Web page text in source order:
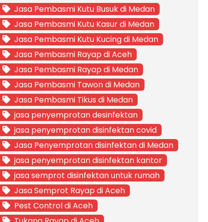
Jasa Pembasmi Kutu Busuk di Medan
Jasa Pembasmi Kutu Kasur di Medan
Jasa Pembasmi Kutu Kucing di Medan
Jasa Pembasmi Rayap di Aceh
Jasa Pembasmi Rayap di Medan
Jasa Pembasmi Tawon di Medan
Jasa Pembasmi Tikus di Medan
jasa penyemprotan desinfektan
jasa penyemprotan disinfektan covid
Jasa Penyemprotan disinfektan di Medan
jasa penyemprotan disinfektan kantor
jasa semprot disinfektan untuk rumah
Jasa Semprot Rayap di Aceh
Pest Control di Aceh